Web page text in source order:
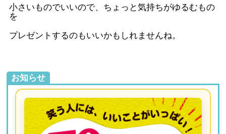
小さいものでいいので、ちょっと気持ちがゆるむもの
を
プレゼントするのもいいかもしれませんね。
お知らせ